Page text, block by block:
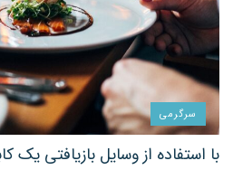
سرگرمی
با استفاده از وسایل بازیافتی یک